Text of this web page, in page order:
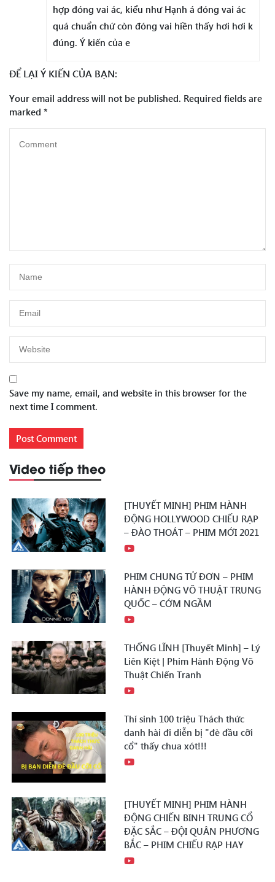
hợp đóng vai ác, kiểu như Hạnh á đóng vai ác
quá chuẩn chứ còn đóng vai hiền thấy hơi hơi k
đúng. Ý kiến của e
ĐỂ LẠI Ý KIẾN CỦA BẠN:
Your email address will not be published. Required fields are
marked *
Save my name, email, and website in this browser for the
next time I comment.
Video tiếp theo
[THUYẾT MINH] PHIM HÀNH
ĐỘNG HOLLYWOOD CHIẾU RẠP
– ĐÀO THOÁT – PHIM MỚI 2021
PHIM CHUNG TỬ ĐƠN – PHIM
HÀNH ĐỘNG VÕ THUẬT TRUNG
QUỐC – CỚM NGẦM
THỐNG LĨNH [Thuyết Minh] – Lý
Liên Kiệt | Phim Hành Động Võ
Thuật Chiến Tranh
Thí sinh 100 triệu Thách thức
danh hài đi diễn bị "đè đầu cỡi
cổ" thấy chua xót!!!
[THUYẾT MINH] PHIM HÀNH
ĐỘNG CHIẾN BINH TRUNG CỔ
ĐẶC SẮC – ĐỘI QUÂN PHƯƠNG
BẮC – PHIM CHIẾU RẠP HAY